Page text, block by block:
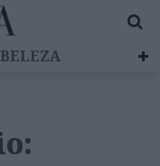
BELEZA
STUDIO